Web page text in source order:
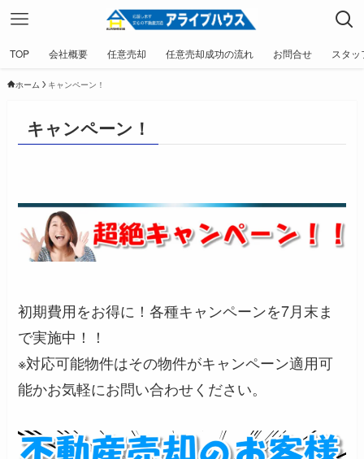
TOP 会社概要 任意売却 任意売却成功の流れ お問合せ スタ
ホーム キャンペーン！
キャンペーン！
初期費用をお得に！各種キャンペーンを7月末ま
で実施中！！
※対応可能物件はその物件がキャンペーン適用可
能かお気軽にお問い合わせください。